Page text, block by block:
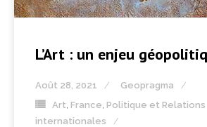
L’Art : un enjeu
Août 28, 2021
Geopragma
Art France Politique et Relations
internationales